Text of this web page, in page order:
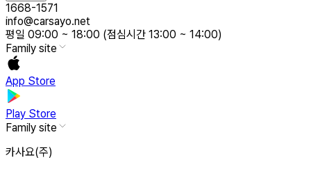
1668-1571
info@carsayo.net
평일 09:00 ~ 18:00 (점심시간 13:00 ~ 14:00)
Family site
App Store
Play Store
Family site
카사요(주)